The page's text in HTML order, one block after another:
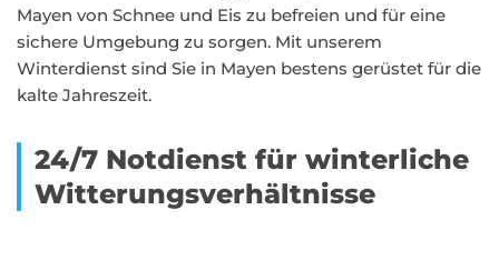
Mayen von Schnee und Eis zu befreien und für eine
sichere Umgebung zu sorgen. Mit unserem
Winterdienst sind Sie in Mayen bestens gerüstet für die
kalte Jahreszeit.
24/7 Notdienst für winterliche
Witterungsverhältnisse